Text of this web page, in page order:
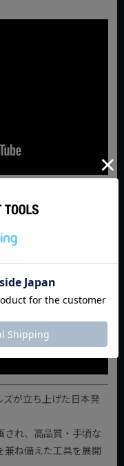
@kobamo1968でご紹
が立ち上げた日本発
され、高品質・手頃な
ね備えた工具を展開